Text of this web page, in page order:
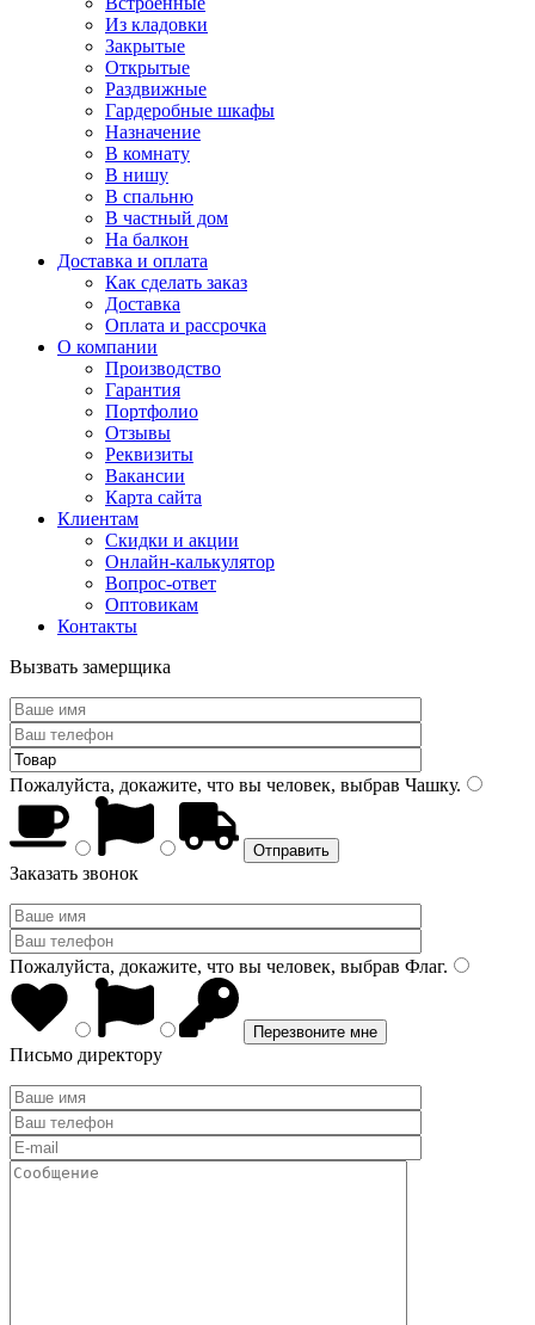
Из кладовки
Закрытые
Открытые
Раздвижные
Гардеробные шкафы
Назначение
В комнату
В нишу
В спальню
В частный дом
На балкон
Доставка и оплата
Как сделать заказ
Доставка
Оплата и рассрочка
О компании
Производство
Гарантия
Портфолио
Отзывы
Реквизиты
Вакансии
Карта сайта
Клиентам
Скидки и акции
Онлайн-калькулятор
Вопрос-ответ
Оптовикам
Контакты
Вызвать замерщика
Пожалуйста, докажите, что вы человек, выбрав Чашку.
Заказать звонок
Пожалуйста, докажите, что вы человек, выбрав Флаг.
Письмо директору